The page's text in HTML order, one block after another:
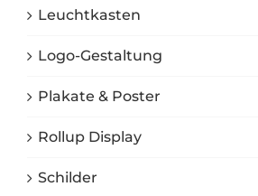
Leuchtkasten
Logo-Gestaltung
Plakate & Poster
Rollup Display
Schilder